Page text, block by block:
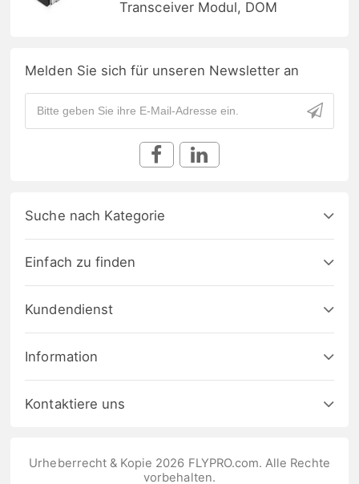
Transceiver Modul, DOM
Melden Sie sich für unseren Newsletter an
Suche nach Kategorie
Einfach zu finden
Kundendienst
Information
Kontaktiere uns
Urheberrecht & Kopie 2026 FLYPRO.com. Alle Rechte
vorbehalten.